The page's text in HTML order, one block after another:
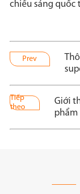
chiếu sáng quốc
Prev
Tiếp
theo
Giới